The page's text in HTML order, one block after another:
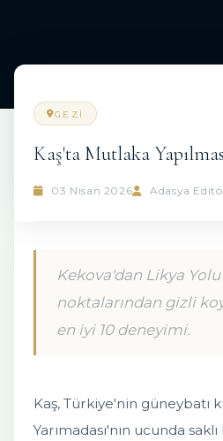
GEZI
Kaş'ta Mutlaka
03 Nisan 2026 Adasya
Kekova'dan Likya
noktalarından gizli
en iyi 10 deneyimi.
Kaş, Türkiye'nin güneybatı
Yarımadası'nın ucunda